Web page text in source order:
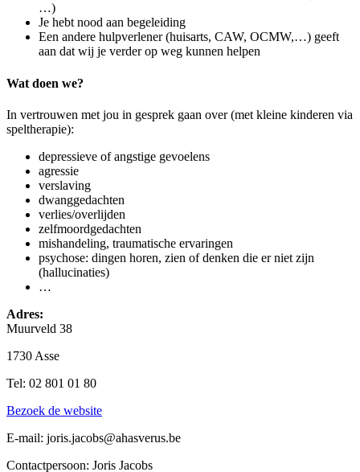
…)
Je hebt nood aan begeleiding
Een andere hulpverlener (huisarts, CAW, OCMW,…) geeft
aan dat wij je verder op weg kunnen helpen
Wat doen we?
In vertrouwen met jou in gesprek gaan over (met kleine kinderen via
speltherapie):
depressieve of angstige gevoelens
agressie
verslaving
dwanggedachten
verlies/overlijden
zelfmoordgedachten
mishandeling, traumatische ervaringen
psychose: dingen horen, zien of denken die er niet zijn
(hallucinaties)
…
Adres:
Muurveld 38
1730 Asse
Tel: 02 801 01 80
Bezoek de website
E-mail: joris.jacobs@ahasverus.be
Contactpersoon: Joris Jacobs